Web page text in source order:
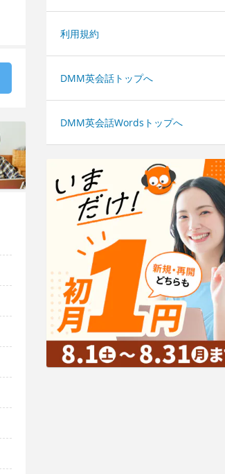
利用規約
DMM英会話トップへ
DMM英会話Wordsトップへ